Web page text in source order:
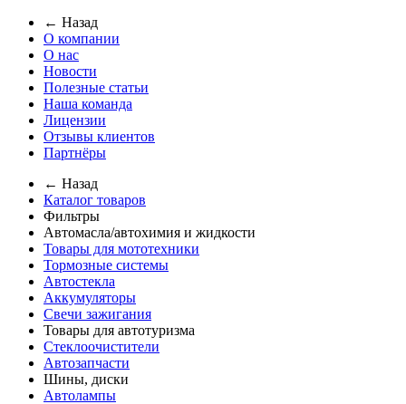
← Назад
О компании
О нас
Новости
Полезные статьи
Наша команда
Лицензии
Отзывы клиентов
Партнёры
← Назад
Каталог товаров
Фильтры
Автомасла/автохимия и жидкости
Товары для мототехники
Тормозные системы
Автостекла
Аккумуляторы
Свечи зажигания
Товары для автотуризма
Стеклоочистители
Автозапчасти
Шины, диски
Автолампы